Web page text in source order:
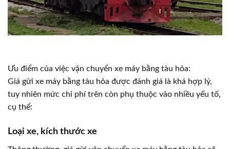
Ưu điểm của việc vận chuyển xe máy bằng tàu hỏa:
Giá gửi xe máy bằng tàu hỏa được đánh giá là khá hợp lý,
tuy nhiên mức chi phí trên còn phụ thuộc vào nhiều yếu tố,
cụ thể:
Loại xe, kích thước xe